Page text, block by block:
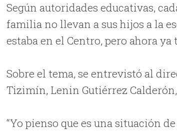
Según autoridades educativas,
familia no llevan a sus hijos a la
estaba en el Centro, pero ahora
Sobre el tema, se entrevistó al
Tizimín, Lenin Gutiérrez
“Yo pienso que es una situación